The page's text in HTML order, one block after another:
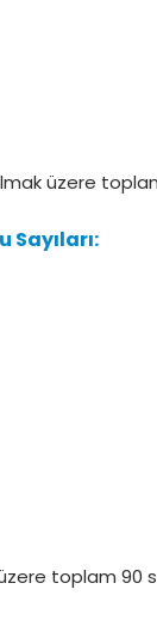
üzere
Sayıları:
toplam 90